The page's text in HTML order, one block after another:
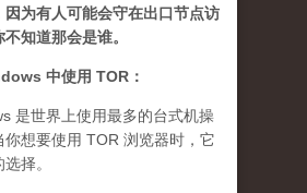
因为有人可能会守在出口节点访
不知道那会是谁。
中使用 TOR：
是世界上使用最多的台式机操
你想要使用 TOR 浏览器时，它
择。